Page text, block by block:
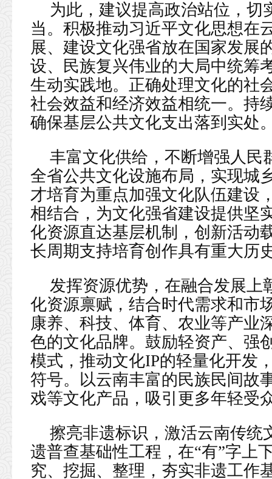
为此，建议提高政治站位，切
当。积极推动习近平文化思想在
展、建设文化强省放在国家发展
设、民族复兴伟业的大局中统筹
生动实践地。正确处理文化的社
社会效益和经济效益相统一。持
确保基层公共文化支出落到实处
丰富文化供给，不断增强人民
全省公共文化设施布局，实现城
才培育为重点加强文化队伍建设
相结合，为文化强省建设提供坚
化资源直达基层机制，创新活动
长周期支持培育创作具有重大历
发挥资源优势，在融合发展上
化资源禀赋，结合时代需求和市
康养、科技、体育、农业等产业
色的文化品牌。鼓励轻资产、强
模式，推动文化IP的轻量化开发
符号。以云南丰富的民族民间故
戏等文化产品，吸引更多年轻受
擦亮非遗标识，激活云南传统
遗普查基础性工程，在“有”字上
究、挖掘、整理，夯实非遗工作